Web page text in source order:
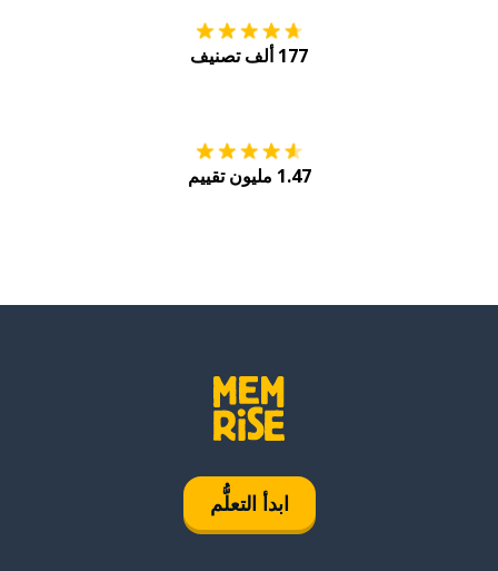
177 ألف تصنيف
1.47 مليون تقييم
ابدأ التعلُّم